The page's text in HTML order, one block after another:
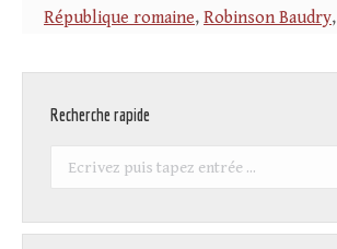
République romaine, Robinson Baudry,
Recherche rapide
Recherche